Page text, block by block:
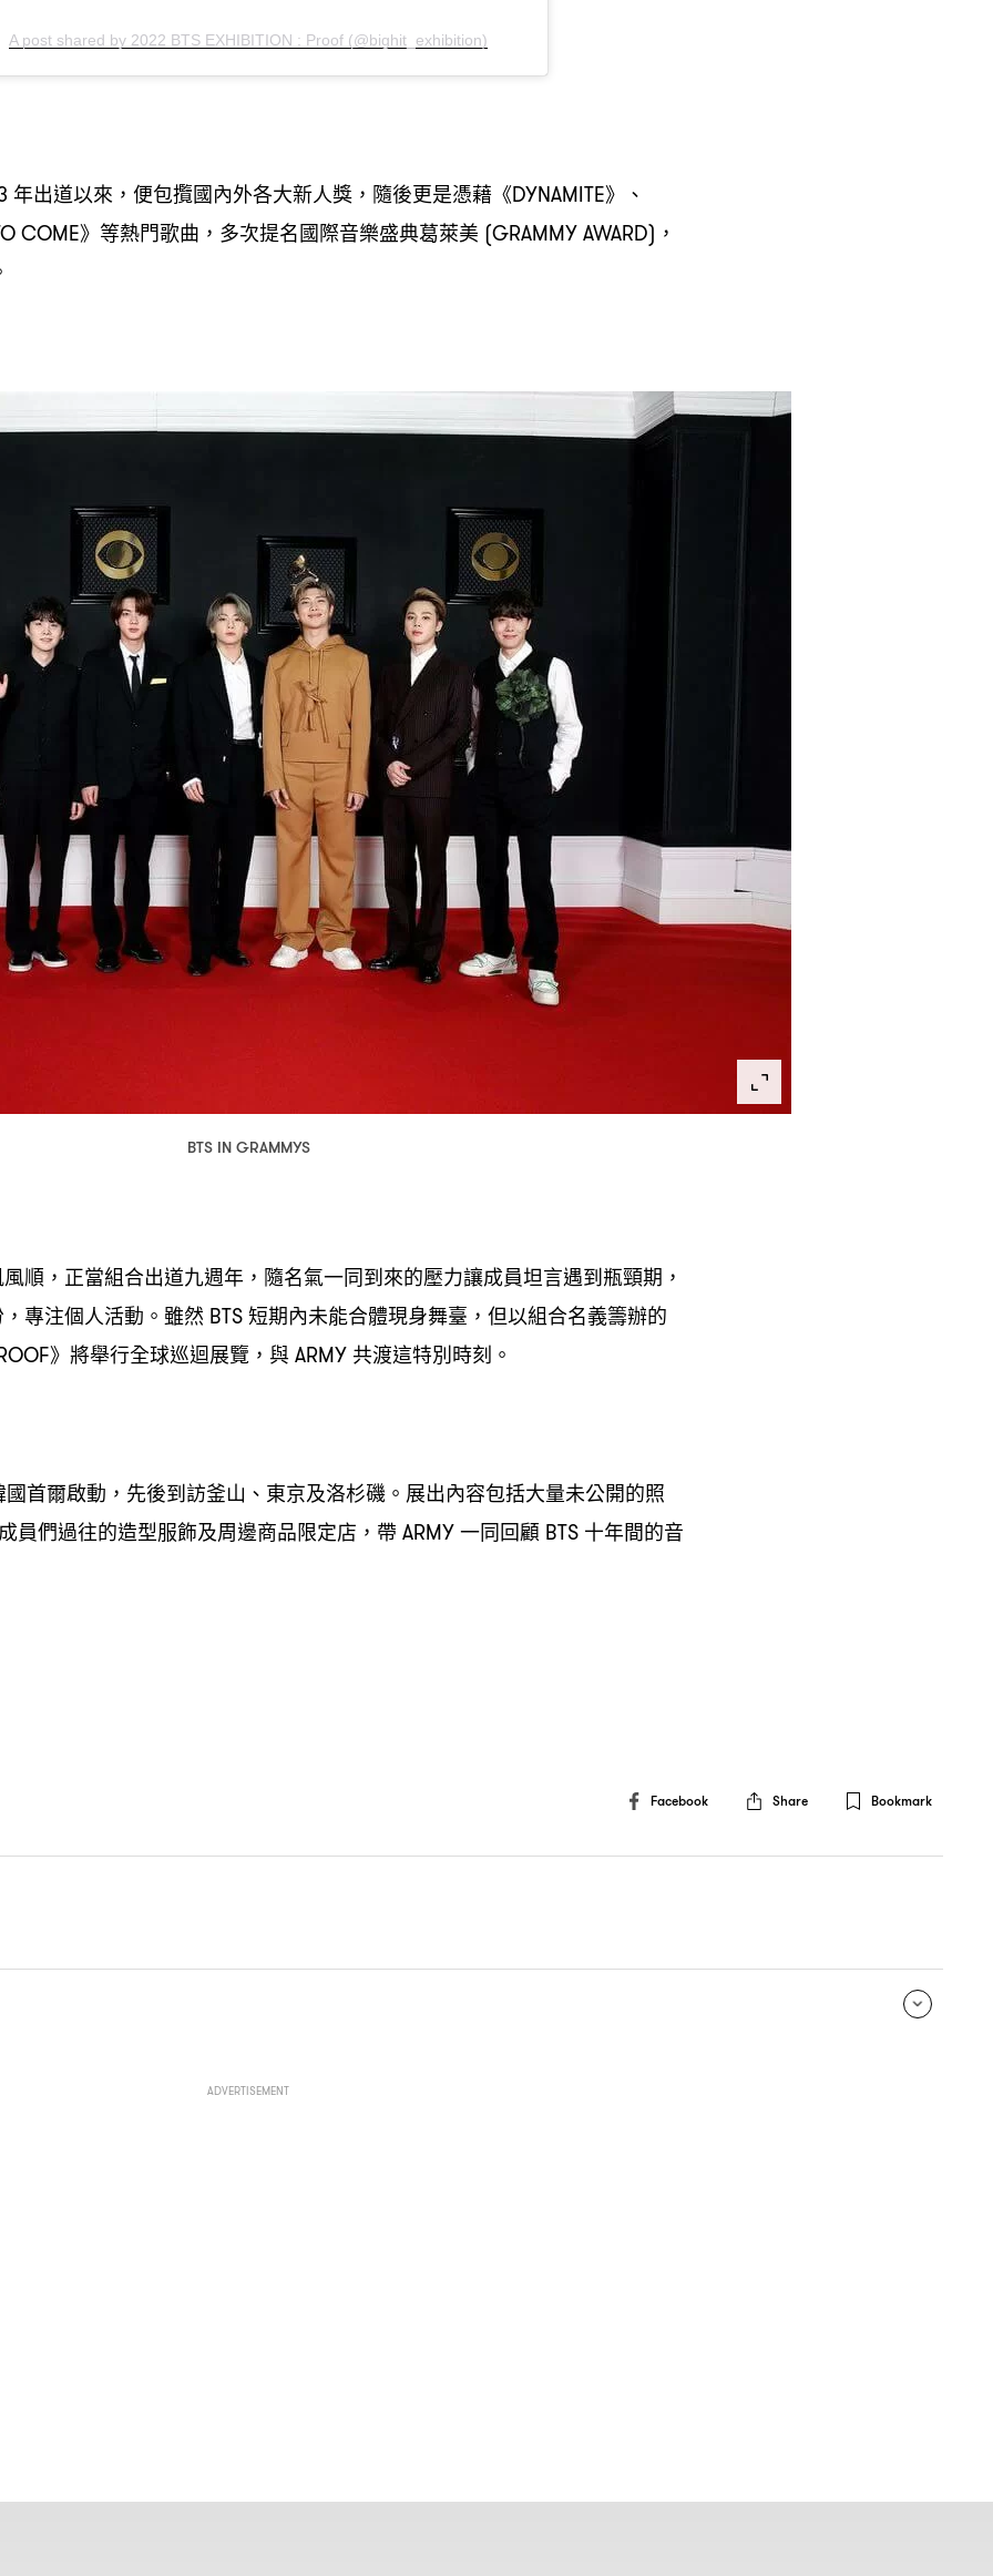
A post shared by 2022 BTS EXHIBITION : Proof (@bighit_exhibition)
年出道以來 ， 便包攬國內外各大新人獎 ， 隨後更是憑藉《DYNAMITE》、
COME》等熱門歌曲 ， 多次提名國際音樂盛典葛萊美 (GRAMMY AWARD)，
BTS IN GRAMMYS
順 ， 正當組合出道九週年 ， 隨名氣一同到來的壓力讓成員坦言遇到瓶頸期 ，
， 專注個人活動。雖然 BTS短期內未能合體現身舞臺 ， 但以組合名義籌辦的
》將舉行全球巡迴展覽 ， 與ARMY 共渡這特別時刻。
首爾啟動 ， 先後到訪釜山、東京及洛杉磯。展出內容包括大量未公開的照
員們過往的造型服飾及周邊商品限定店 ， 帶 ARMY一同回顧 BTS 十年間的音
Facebook Share Bookmark
ADVERTISEMENT